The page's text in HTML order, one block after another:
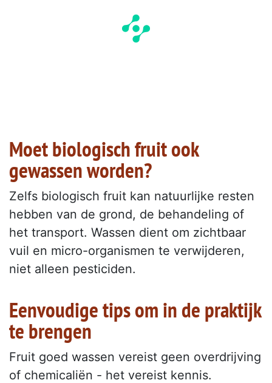
Moet biologisch fruit ook
gewassen worden?
Zelfs biologisch fruit kan natuurlijke resten
hebben van de grond, de behandeling of
het transport. Wassen dient om zichtbaar
vuil en micro-organismen te verwijderen,
niet alleen pesticiden.
Eenvoudige tips om in de praktijk
te brengen
Fruit goed wassen vereist geen overdrijving
of chemicaliën - het vereist kennis.